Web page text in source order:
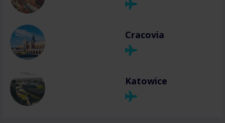
Cracovia
Katowice